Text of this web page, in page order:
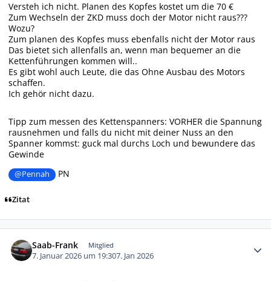
Versteh ich nicht. Planen des Kopfes kostet um die 70 €
Zum Wechseln der ZKD muss doch der Motor nicht raus???
Wozu?
Zum planen des Kopfes muss ebenfalls nicht der Motor raus
Das bietet sich allenfalls an, wenn man bequemer an die
Kettenführungen kommen will..
Es gibt wohl auch Leute, die das Ohne Ausbau des Motors
schaffen.
Ich gehör nicht dazu.
Tipp zum messen des Kettenspanners: VORHER die Spannung
rausnehmen und falls du nicht mit deiner Nuss an den
Spanner kommst: guck mal durchs Loch und bewundere das
Gewinde
@Pennah PN
Zitat
Saab-Frank Mitglied
7. Januar 2026 um 19:307. Jan 2026